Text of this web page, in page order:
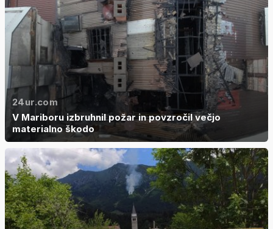
24ur.com
V Mariboru izbruhnil požar in povzročil večjo
materialno škodo